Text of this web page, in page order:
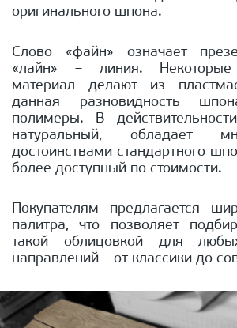
оригинального шпона.
Слово «файн» означает
«лайн» – линия.
материал делают из
данная разновидность
полимеры. В
натуральный, обладает
достоинствами стандартного
более доступный по стоимости.
Покупателям предлагается
палитра, что позволяет
такой облицовкой для
направлений – от классики до